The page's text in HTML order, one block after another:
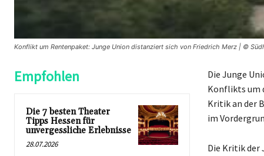
Konflikt um Rentenpaket: Junge Union distanziert sich von Friedrich Merz | ©
Empfohlen
Die 7 besten Theater
Tipps Hessen für
unvergessliche Erlebnisse
28.07.2026
Die Junge
Konflikts um
Kritik an der
im
Die Kritik der